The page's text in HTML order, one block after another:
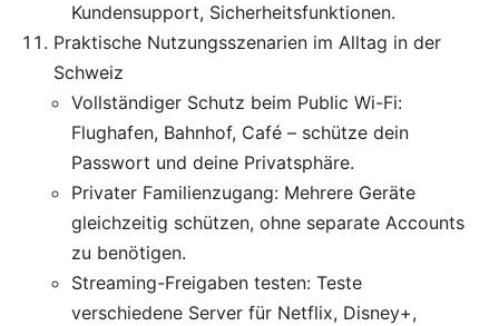
Kundensupport, Sicherheitsfunktionen.
Praktische Nutzungsszenarien im Alltag in der
Schweiz
Vollständiger Schutz beim Public Wi-Fi:
Flughafen, Bahnhof, Café – schütze dein
Passwort und deine Privatsphäre.
Privater Familienzugang: Mehrere Geräte
gleichzeitig schützen, ohne separate Accounts
zu benötigen.
Streaming-Freigaben testen: Teste
verschiedene Server für Netflix, Disney+,